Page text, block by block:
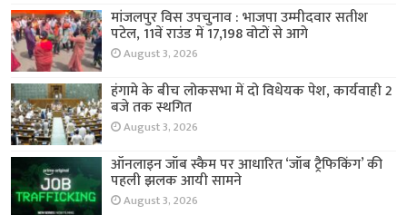
मांजलपुर विस उपचुनाव : भाजपा उम्मीदवार सतीश
पटेल, 11वें राउंड में 17,198 वोटों से आगे
August 3, 2026
हंगामे के बीच लोकसभा में दो विधेयक पेश, कार्यवाही 2
बजे तक स्थगित
August 3, 2026
ऑनलाइन जॉब स्कैम पर आधारित ‘जॉब ट्रैफिकिंग’ की
पहली झलक आयी सामने
August 3, 2026